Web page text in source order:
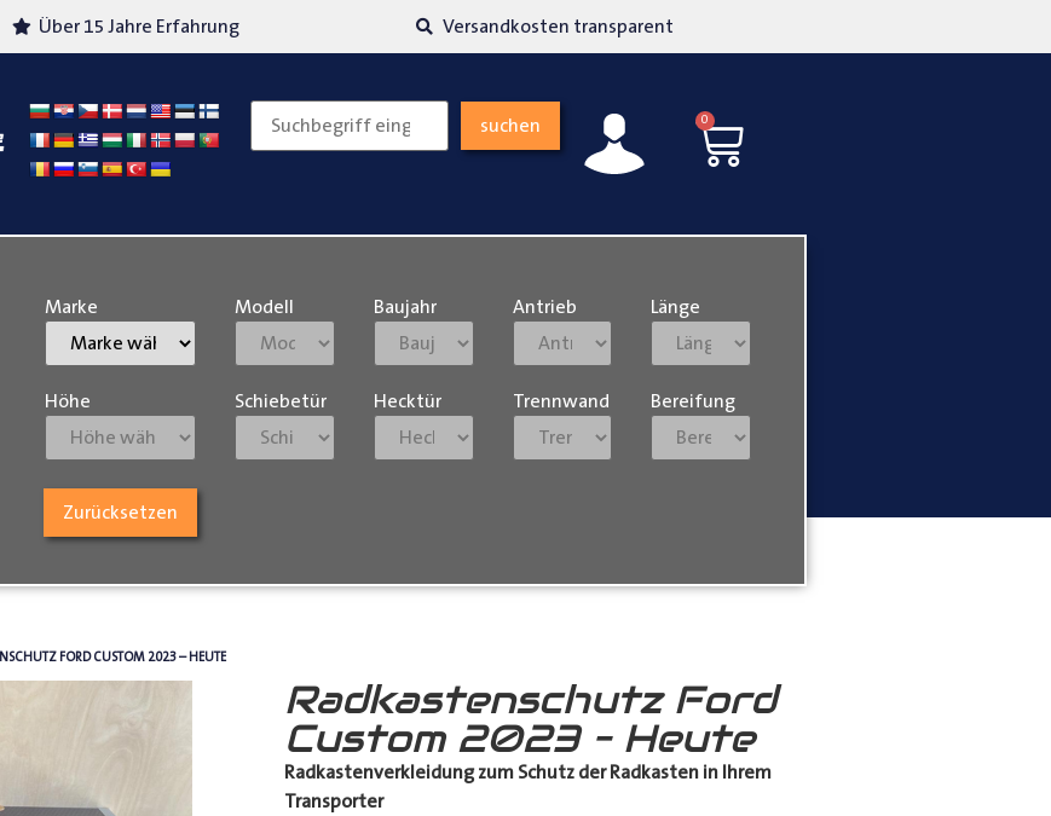
Über 15 Jahre Erfahrung Versandkosten transparent
suchen 0
Marke Modell Baujahr Antrieb Länge
Höhe Schiebetür Hecktür Trennwand Bereifung
Zurücksetzen
FORD CUSTOM 2023 – HEUTE
Radkastenschutz Ford
Custom 2023 – Heute
Radkastenverkleidung zum Schutz der Radkasten in Ihrem
Transporter